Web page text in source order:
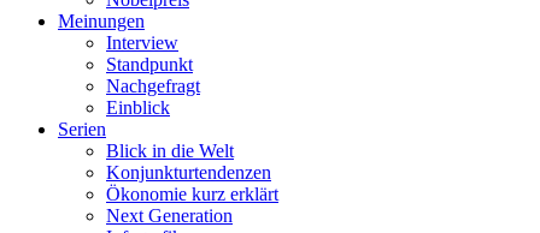
Meinungen
Interview
Standpunkt
Nachgefragt
Einblick
Serien
Blick in die Welt
Konjunkturtendenzen
Ökonomie kurz erklärt
Next Generation